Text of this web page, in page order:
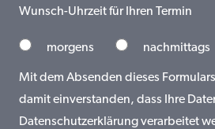
Wunsch-Uhrzeit für Ihren Termin
morgens nachmittags
Mit dem Absenden dieses
damit einverstanden, dass Ihre
Datenschutzerklärung verarbeitet